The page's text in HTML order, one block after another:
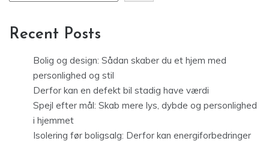
Recent Posts
Bolig og design: Sådan skaber du et hjem med
personlighed og stil
Derfor kan en defekt bil stadig have værdi
Spejl efter mål: Skab mere lys, dybde og personlighed
i hjemmet
Isolering før boligsalg: Derfor kan energiforbedringer